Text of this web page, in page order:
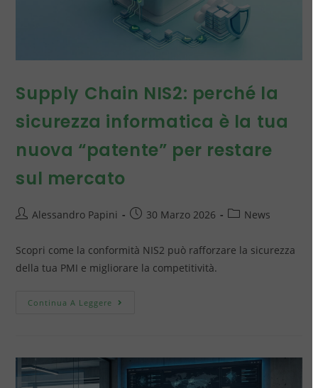
Supply Chain NIS2: perché la
sicurezza informatica è la tua
nuova “patente” per restare
sul mercato
Alessandro Papini 30 Marzo 2026 News
Scopri come la conformità NIS2 può rafforzare la sicurezza
della tua PMI e migliorare la competitività.
Continua A Leggere